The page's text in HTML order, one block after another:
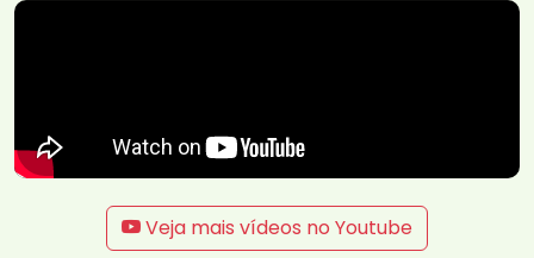
Veja mais vídeos no Youtube